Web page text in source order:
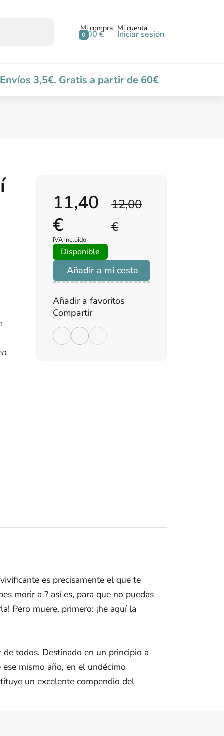
0
Mi compra
0,00 €
Mi cuenta
Iniciar sesión
Envíos 3,5€. Gratis a partir de 60€
12,00
€
11,40
€
IVA incluido
Disponible
Añadir a mi cesta
Añadir a favoritos
Compartir
es precisamente el que te
morir a ? así es, para que no puedas
Pero muere, primero: ¡he aquí la
todos. Destinado en un principio a
mismo año, en el undécimo
un excelente compendio del